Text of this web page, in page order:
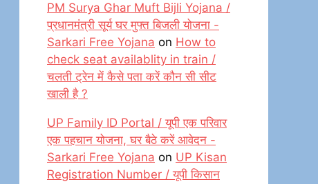
PM Surya Ghar Muft Bijli Yojana /
प्रधानमंत्री सूर्य घर मुफ्त बिजली योजना -
Sarkari Free Yojana on How to
check seat availablity in train /
चलती ट्रेन में कैसे पता करें कौन सी सीट
खाली है ?
UP Family ID Portal / यूपी एक परिवार
एक पहचान योजना, घर बैठे करें आवेदन -
Sarkari Free Yojana on UP Kisan
Registration Number / यूपी किसान